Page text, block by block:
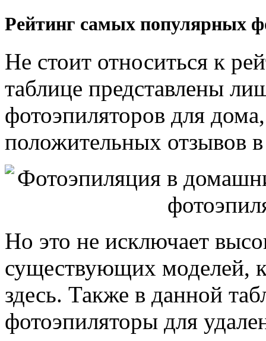
Рейтинг самых популярных
Не стоит относиться к
таблице представлены
фотоэпиляторов для
положительных отзывов
Но это не исключает
существующих моделей,
здесь. Также в данной
фотоэпиляторы для